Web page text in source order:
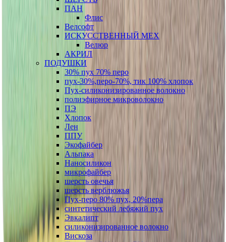
ПАН
Флис
Велсофт
ИСКУССТВЕННЫЙ МЕХ
Велюр
АКРИЛ
ПОДУШКИ
30% пух 70% перо
пух-30%,перо-70%, тик 100% хлопок
Пух-силиконизированное волокно
полиэфирное микроволокно
ПЭ
Хлопок
Лен
ППУ
Экофайбер
Альпака
Наносиликон
микрофайбер
шерсть овечья
шерсть верблюжья
Пух-перо 80% пух, 20%пера
синтетический лебяжий пух
Эвкалипт
силиконизированное волокно
Вискоза